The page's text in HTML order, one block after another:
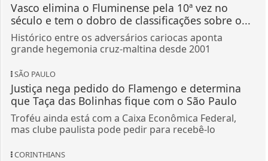
Vasco elimina o Fluminense pela 10ª vez no
século e tem o dobro de classificações sobre o...
Histórico entre os adversários cariocas aponta
grande hegemonia cruz-maltina desde 2001
SÃO PAULO
Justiça nega pedido do Flamengo e determina
que Taça das Bolinhas fique com o São Paulo
Troféu ainda está com a Caixa Econômica Federal,
mas clube paulista pode pedir para recebê-lo
CORINTHIANS